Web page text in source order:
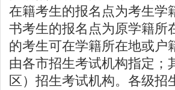
在籍考生的报名点为考生学
书考生的报名点为原学籍所
的考生可在学籍所在地或户
由各市招生考试机构指定；
区）招生考试机构。各级